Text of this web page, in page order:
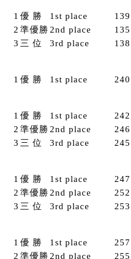
1 優 勝 1st place 139
2 準優勝 2nd place 135
3 三 位 3rd place 138
1 優 勝 1st place 240
1 優 勝 1st place 242
2 準優勝 2nd place 246
3 三 位 3rd place 245
1 優 勝 1st place 247
2 準優勝 2nd place 252
3 三 位 3rd place 253
1 優 勝 1st place 257
2 準優勝 2nd place 255